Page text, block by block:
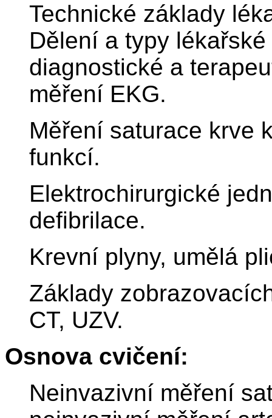
Technické základy
Dělení a typy
diagnostické a
měření EKG.
Měření saturace krve
funkcí.
Elektrochirurgické
defibrilace.
Krevní plyny, umělá
Základy
CT, UZV.
Osnova cvičení:
Neinvazivní měření